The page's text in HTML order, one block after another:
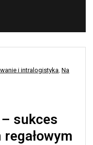
i intralogistyka, Na
sukces